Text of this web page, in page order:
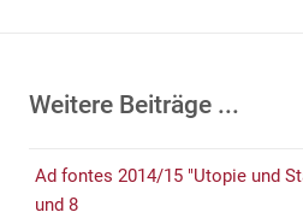
Weitere Beiträge ...
Ad fontes 2014/15 "Utopie und
und 8